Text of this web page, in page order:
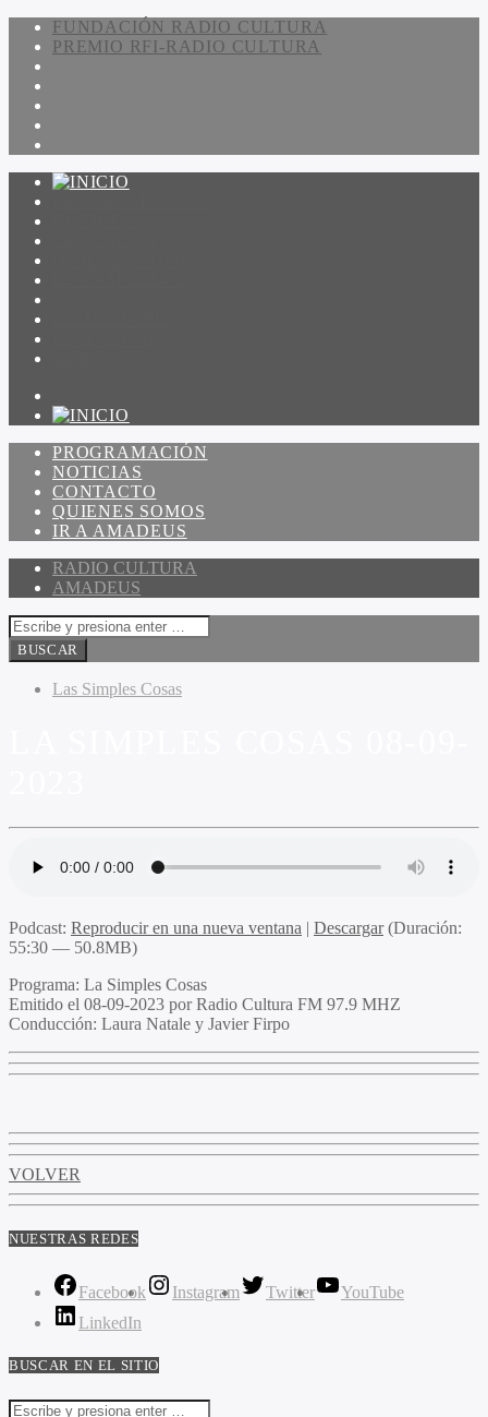
FUNDACIÓN RADIO CULTURA
PREMIO RFI-RADIO CULTURA
PROGRAMACIÓN
NOTICIAS
CONTACTO
QUIENES SOMOS
IR A AMADEUS
RADIO CULTURA
AMADEUS
Las Simples Cosas
Podcast: Reproducir en una nueva ventana | Descargar(Duración:
55:30 — 50.8MB)
Programa: La Simples Cosas
Emitido el 08-09-2023 por Radio Cultura FM 97.9 MHZ
Conducción: Laura Natale y Javier Firpo
VOLVER
NUESTRAS REDES
Facebook Instagram Twitter
YouTube
LinkedIn
BUSCAR EN EL SITIO